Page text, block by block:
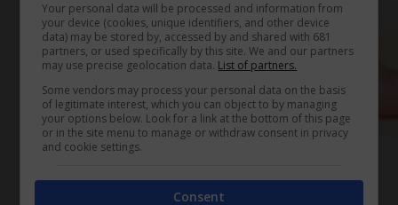
Your personal data will be processed and information from
your device (cookies, unique identifiers, and other device
data) may be stored by, accessed by and shared with 681
partners, or used specifically by this site. We and our partners
may use precise geolocation data. List of partners.
Some vendors may process your personal data on the basis
of legitimate interest, which you can object to by managing
your options below. Look for a link at the bottom of this page
or in the site menu to manage or withdraw consent in privacy
and cookie settings.
Consent